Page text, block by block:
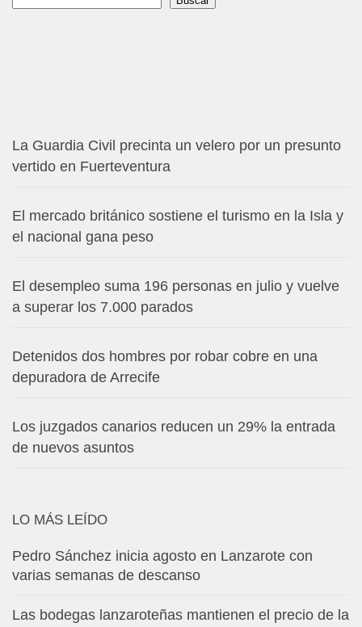
La Guardia Civil precinta un velero por un presunto
vertido en Fuerteventura
El mercado británico sostiene el turismo en la Isla y
el nacional gana peso
El desempleo suma 196 personas en julio y vuelve
a superar los 7.000 parados
Detenidos dos hombres por robar cobre en una
depuradora de Arrecife
Los juzgados canarios reducen un 29% la entrada
de nuevos asuntos
LO MÁS LEÍDO
Pedro Sánchez inicia agosto en Lanzarote con
varias semanas de descanso
Las bodegas lanzaroteñas mantienen el precio de la